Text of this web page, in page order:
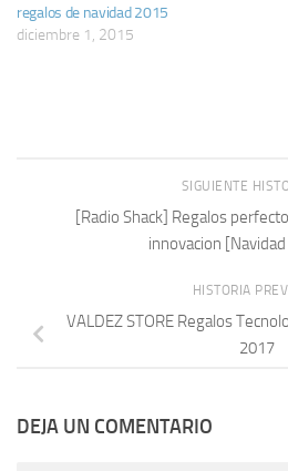
regalos de navidad 2015
diciembre 1, 2015
SIGUIENTE
[Radio Shack] Regalos
innovacion [Navidad
HISTORIA
VALDEZ STORE Regalos
2017
DEJA UN COMENTARIO